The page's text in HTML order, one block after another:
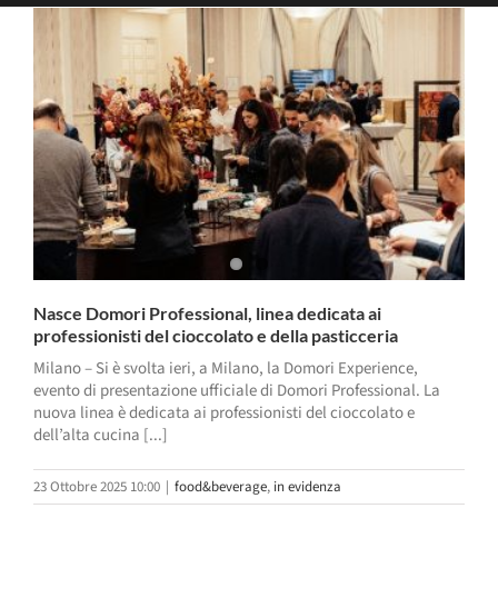
Nasce Domori Professional, linea dedicata ai
professionisti del cioccolato e della pasticceria
Milano – Si è svolta ieri, a Milano, la Domori Experience,
evento di presentazione ufficiale di Domori Professional. La
nuova linea è dedicata ai professionisti del cioccolato e
dell’alta cucina [...]
23 Ottobre 2025 10:00 | food&beverage, in evidenza